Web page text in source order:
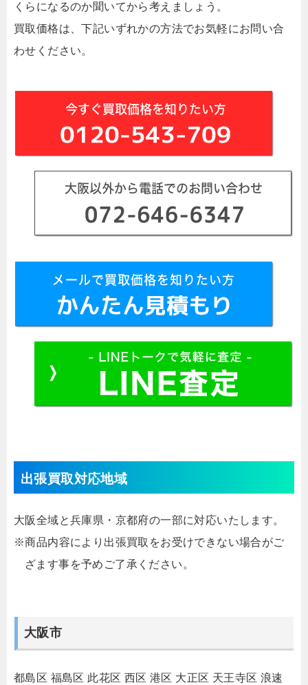
くらになるのか聞いてから考えましょう。
買取価格は、下記いずれかの方法でお気軽にお問い合
わせください。
出張買取対応地域
大阪全域と兵庫県・京都府の一部に対応いたします。
※商品内容により出張買取をお受けできない場合がご
ざます事を予めご了承ください。
大阪市
都島区 福島区 此花区 西区 港区 大正区 天王寺区 浪速